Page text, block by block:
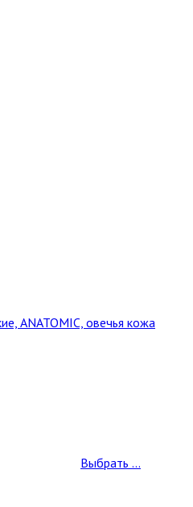
ANATOMIC, овечья кожа
Выбрать ...